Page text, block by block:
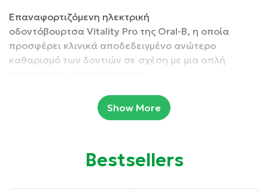
Επαναφορτιζόμενη ηλεκτρική
οδοντόβουρτσα Vitality Pro της Oral-B, η οποία
προσφέρει κλινικά αποδεδειγμένο ανώτερο
καθαρισμό των δοντιών σε σχέση με μια απλή
Οι χρήστες που την έχουν αγοράσει την ξεχωρίζουν
κυρίως γιατί είναι βολική στη χρήση και βρίσκεις
1 x Επαναφορτιζόμενη λαβή ηλεκτρικής
Show More
Bestsellers